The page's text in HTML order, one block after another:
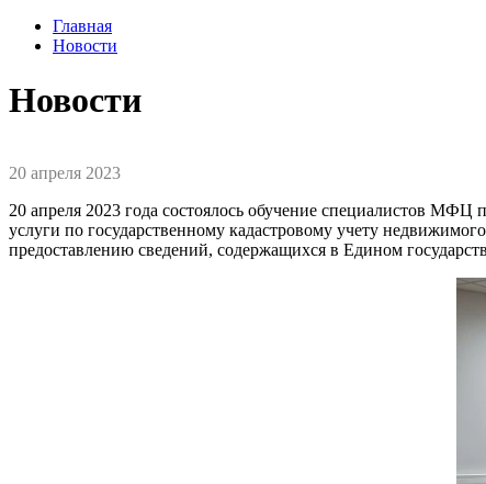
Главная
Новости
Новости
20 апреля 2023
20 апреля 2023 года состоялось обучение специалистов МФЦ
услуги по государственному кадастровому учету
предоставлению сведений, содержащихся в Едином